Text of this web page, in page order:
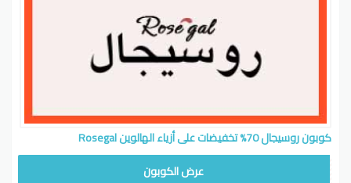
كوبون روسيجال 70% تخفيضات على أزياء الهالوين Rosegal
عرض الكوبون